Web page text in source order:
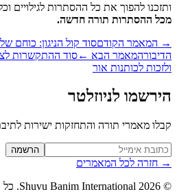
להפוך את כל ההסתרות לגילויים
ההסתרות תורה חדשה.
המאמר הקודםסוד קול הניגון: כוחם של
המאמר הבא ← סוד ההתקשרות
לכותנות אור
לניוזלטר
מאמרי תורה והתחזקות ישירות לתיבת
Website (leave הרשמה
חזרה לכל המאמרים
2026
Shuvu Banim International. כל